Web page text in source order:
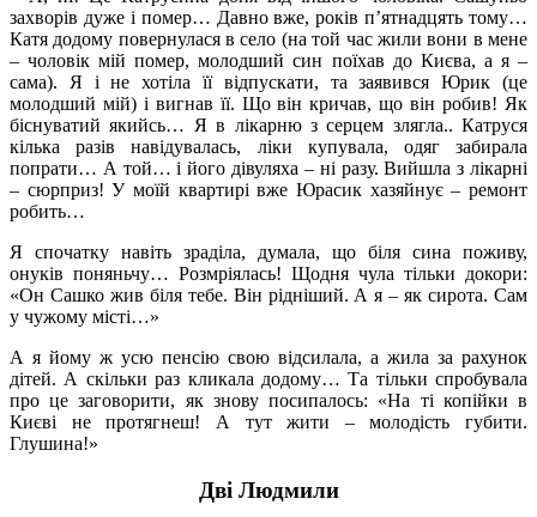
захворів дуже і помер… Давно вже, років п’ятнадцять тому…
Катя додому повернулася в село (на той час жили вони в мене
– чоловік мій помер, молодший син поїхав до Києва, а я –
сама). Я і не хотіла її відпускати, та заявився Юрик (це
молодший мій) і вигнав її. Що він кричав, що він робив! Як
біснуватий якийсь… Я в лікарню з серцем злягла.. Катруся
кілька разів навідувалась, ліки купувала, одяг забирала
попрати… А той… і його дівуляха – ні разу. Вийшла з лікарні
– сюрприз! У моїй квартирі вже Юрасик хазяйнує – ремонт
робить…
Я спочатку навіть зраділа, думала, що біля сина поживу,
онуків поняньчу… Розмріялась! Щодня чула тільки докори:
«Он Сашко жив біля тебе. Він рідніший. А я – як сирота. Сам
у чужому місті…»
А я йому ж усю пенсію свою відсилала, а жила за рахунок
дітей. А скільки раз кликала додому… Та тільки спробувала
про це заговорити, як знову посипалось: «На ті копійки в
Києві не протягнеш! А тут жити – молодість губити.
Глушина!»
Дві Людмили